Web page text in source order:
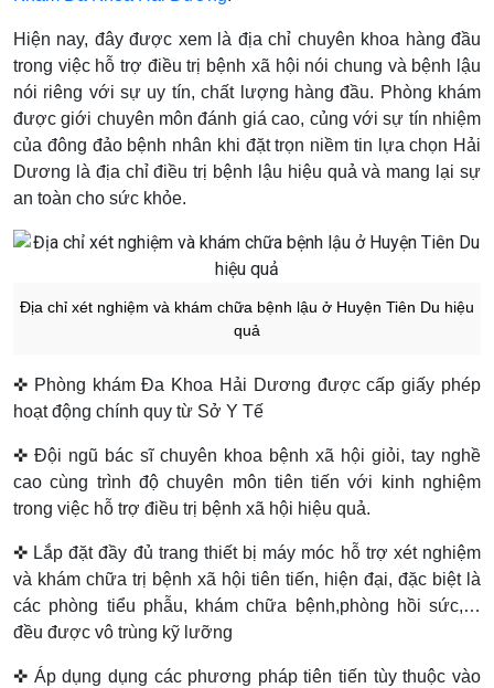
Hiện nay, đây được xem là địa chỉ chuyên khoa hàng đầu
trong việc hỗ trợ điều trị bệnh xã hội nói chung và bệnh lậu
nói riêng với sự uy tín, chất lượng hàng đầu. Phòng khám
được giới chuyên môn đánh giá cao, củng với sự tín nhiệm
của đông đảo bệnh nhân khi đặt trọn niềm tin lựa chọn Hải
Dương là địa chỉ điều trị bệnh lậu hiệu quả và mang lại sự
an toàn cho sức khỏe.
Địa chỉ xét nghiệm và khám chữa bệnh lậu ở Huyện Tiên Du hiệu
quả
✜ Phòng khám Đa Khoa Hải Dương được cấp giấy phép
hoạt động chính quy từ Sở Y Tế
✜ Đội ngũ bác sĩ chuyên khoa bệnh xã hội giỏi, tay nghề
cao cùng trình độ chuyên môn tiên tiến với kinh nghiệm
trong việc hỗ trợ điều trị bệnh xã hội hiệu quả.
✜ Lắp đặt đầy đủ trang thiết bị máy móc hỗ trợ xét nghiệm
và khám chữa trị bệnh xã hội tiên tiến, hiện đại, đặc biệt là
các phòng tiểu phẫu, khám chữa bệnh,phòng hồi sức,…
đều được vô trùng kỹ lưỡng
✜ Áp dụng dụng các phương pháp tiên tiến tùy thuộc vào